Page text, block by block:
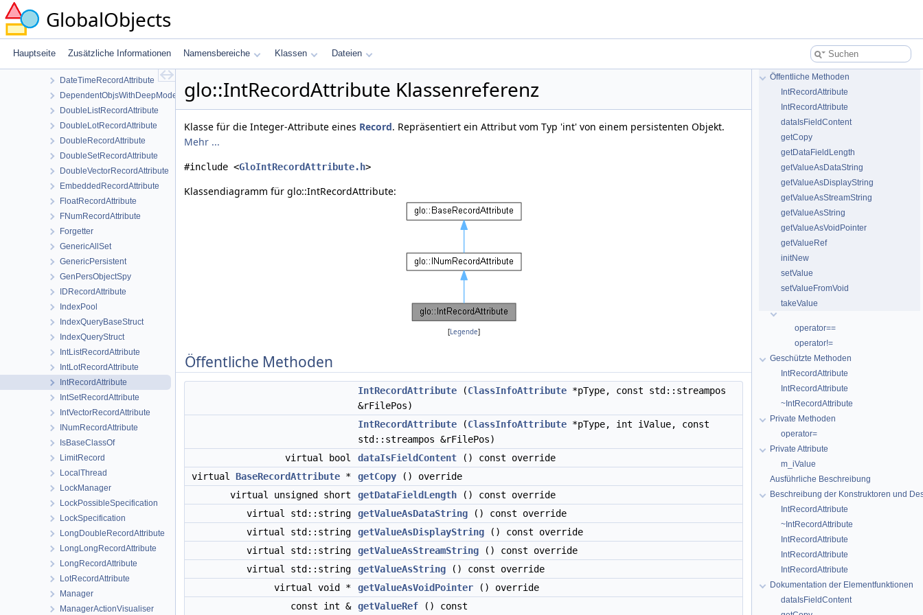
GlobalObjects
Hauptseite Zusätzliche Informationen Namensbereiche Klassen Dateien
CommunicaterThread
ComparisionIndexQueryStruct
DateTimeRecordAttribute
DependentObjsWithDeepMode
DoubleListRecordAttribute
DoubleLotRecordAttribute
DoubleRecordAttribute
DoubleSetRecordAttribute
DoubleVectorRecordAttribute
EmbeddedRecordAttribute
FloatRecordAttribute
FNumRecordAttribute
Forgetter
GenericAllSet
GenericPersistent
GenPersObjectSpy
IDRecordAttribute
IndexPool
IndexQueryBaseStruct
IndexQueryStruct
IntListRecordAttribute
IntLotRecordAttribute
IntRecordAttribute
IntSetRecordAttribute
IntVectorRecordAttribute
INumRecordAttribute
IsBaseClassOf
LimitRecord
LocalThread
LockManager
LockPossibleSpecification
LockSpecification
LongDoubleRecordAttribute
LongLongRecordAttribute
LongRecordAttribute
LotRecordAttribute
Manager
ManagerActionVisualiser
glo::IntRecordAttribute Klassenreferenz
Klasse für die Integer-Attribute eines Record. Repräsentiert ein Attribut vom Typ 'int' von einem persistenten Objekt.
Mehr ...
#include <GloIntRecordAttribute.h>
Klassendiagramm für glo::IntRecordAttribute:
[Legende]
Öffentliche Methoden
IntRecordAttribute (ClassInfoAttribute *pType, const std::streampos
&rFilePos)
IntRecordAttribute (ClassInfoAttribute *pType, int iValue, const
std::streampos &rFilePos)
virtual bool
dataIsFieldContent () const override
virtual BaseRecordAttribute * getCopy () override
virtual unsigned short
getDataFieldLength () const override
virtual std::string
getValueAsDataString () const override
virtual std::string
getValueAsDisplayString () const override
virtual std::string
getValueAsStreamString () const override
virtual std::string
getValueAsString () const override
virtual void *
getValueAsVoidPointer () override
const int & getValueRef () const
Öffentliche Methoden
IntRecordAttribute
IntRecordAttribute
dataIsFieldContent
getCopy
getDataFieldLength
getValueAsDataString
getValueAsDisplayString
getValueAsStreamString
getValueAsString
getValueAsVoidPointer
getValueRef
initNew
setValue
setValueFromVoid
takeValue
operator==
operator!=
Geschützte Methoden
IntRecordAttribute
IntRecordAttribute
~IntRecordAttribute
Private Methoden
operator=
Private Attribute
m_iValue
Ausführliche Beschreibung
Beschreibung der Konstruktoren und
IntRecordAttribute
~IntRecordAttribute
IntRecordAttribute
IntRecordAttribute
IntRecordAttribute
Dokumentation der Elementfunktionen
dataIsFieldContent